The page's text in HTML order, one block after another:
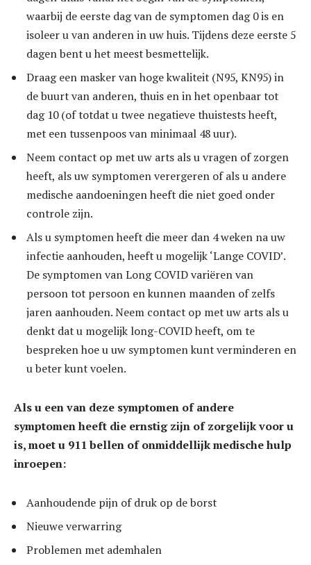
waarbij de eerste dag van de symptomen dag 0 is en
isoleer u van anderen in uw huis. Tijdens deze eerste 5
dagen bent u het meest besmettelijk.
Draag een masker van hoge kwaliteit (N95, KN95) in
de buurt van anderen, thuis en in het openbaar tot
dag 10 (of totdat u twee negatieve thuistests heeft,
met een tussenpoos van minimaal 48 uur).
Neem contact op met uw arts als u vragen of zorgen
heeft, als uw symptomen verergeren of als u andere
medische aandoeningen heeft die niet goed onder
controle zijn.
Als u symptomen heeft die meer dan 4 weken na uw
infectie aanhouden, heeft u mogelijk ‘Lange COVID’.
De symptomen van Long COVID variëren van
persoon tot persoon en kunnen maanden of zelfs
jaren aanhouden. Neem contact op met uw arts als u
denkt dat u mogelijk long-COVID heeft, om te
bespreken hoe u uw symptomen kunt verminderen en
u beter kunt voelen.
Als u een van deze symptomen of andere
symptomen heeft die ernstig zijn of zorgelijk voor u
is, moet u 911 bellen of onmiddellijk medische hulp
inroepen:
Aanhoudende pijn of druk op de borst
Nieuwe verwarring
Problemen met ademhalen